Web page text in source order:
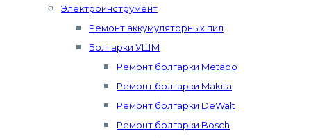
Электроинструмент
Ремонт аккумуляторных пил
Болгарки УШМ
Ремонт болгарки Metabo
Ремонт болгарки Makita
Ремонт болгарки DeWalt
Ремонт болгарки Bosch